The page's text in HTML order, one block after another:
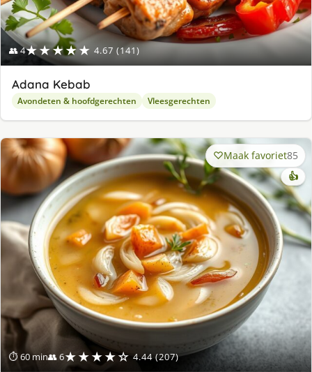
👥 4★★★★★ 4.67 (141)
Adana Kebab
Avondeten & hoofdgerechten Vleesgerechten
⏱ 60 min👥 6★★★★☆ 4.44 (207)
Maak favoriet85
👍